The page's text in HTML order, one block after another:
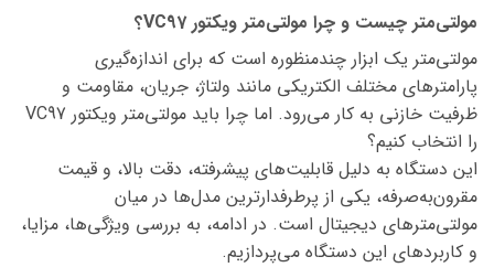
مولتی‌متر چیست و چرا مولتی‌متر ویکتور VC97؟
مولتی‌متر یک ابزار چندمنظوره است که برای اندازه‌گیری
پارامترهای مختلف الکتریکی مانند ولتاژ، جریان، مقاومت و
ظرفیت خازنی به کار می‌رود. اما چرا باید مولتی‌متر ویکتور VC97
را انتخاب کنیم؟
این دستگاه به دلیل قابلیت‌های پیشرفته، دقت بالا، و قیمت
مقرون‌به‌صرفه، یکی از پرطرفدارترین مدل‌ها در میان
مولتی‌مترهای دیجیتال است. در ادامه، به بررسی ویژگی‌ها، مزایا،
و کاربردهای این دستگاه می‌پردازیم.